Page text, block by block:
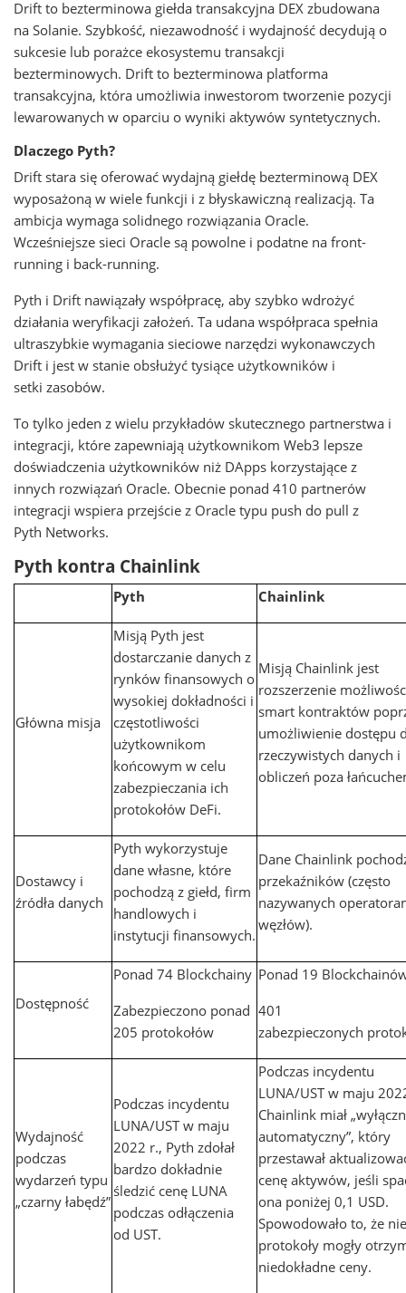
Drift to bezterminowa giełda transakcyjna DEX zbudowana
na Solanie. Szybkość, niezawodność i wydajność decydują o
sukcesie lub porażce ekosystemu transakcji
bezterminowych. Drift to bezterminowa platforma
transakcyjna, która umożliwia inwestorom tworzenie pozycji
lewarowanych w oparciu o wyniki aktywów syntetycznych.
Dlaczego Pyth?
Drift stara się oferować wydajną giełdę bezterminową DEX
wyposażoną w wiele funkcji i z błyskawiczną realizacją. Ta
ambicja wymaga solidnego rozwiązania Oracle.
Wcześniejsze sieci Oracle są powolne i podatne na front-
running i back-running.
Pyth i Drift nawiązały współpracę, aby szybko wdrożyć
działania weryfikacji założeń. Ta udana współpraca spełnia
ultraszybkie wymagania sieciowe narzędzi wykonawczych
Drift i jest w stanie obsłużyć tysiące użytkowników i
setki zasobów.
To tylko jeden z wielu przykładów skutecznego partnerstwa i
integracji, które zapewniają użytkownikom Web3 lepsze
doświadczenia użytkowników niż DApps korzystające z
innych rozwiązań Oracle. Obecnie ponad 410 partnerów
integracji wspiera przejście z Oracle typu push do pull z
Pyth Networks.
Pyth kontra Chainlink
Pyth Chainlink
Główna misja
Misją Pyth jest
dostarczanie danych z
rynków finansowych o
wysokiej dokładności i
częstotliwości
użytkownikom
końcowym w celu
zabezpieczania ich
protokołów DeFi.
Misją Chainlink jest
rozszerzenie
smart kontraktów
umożliwienie dostępu
rzeczywistych danych i
obliczeń poza
Dostawcy i
źródła danych
Pyth wykorzystuje
dane własne, które
pochodzą z giełd, firm
handlowych i
instytucji finansowych.
Dane Chainlink
przekaźników (często
nazywanych
węzłów).
Dostępność
Ponad 74 Blockchainy
Zabezpieczono ponad
205 protokołów
Ponad 19
401
zabezpieczonych
Wydajność
podczas
wydarzeń typu
„czarny łabędź”
Podczas incydentu
LUNA/UST w maju
2022 r., Pyth zdołał
bardzo dokładnie
śledzić cenę LUNA
podczas odłączenia
od UST.
Podczas incydentu
LUNA/UST w maju
Chainlink miał
automatyczny”, który
przestawał
cenę aktywów, jeśli
ona poniżej 0,1 USD.
Spowodowało to, że
protokoły mogły
niedokładne ceny.